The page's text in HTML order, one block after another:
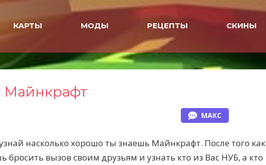
КАРТЫ МОДЫ РЕЦЕПТЫ СКИНЫ
Майнкрафт
МАКС
насколько хорошо ты знаешь Майнкрафт. После того как
вызов своим друзьям и узнать кто из Вас НУБ, а кто